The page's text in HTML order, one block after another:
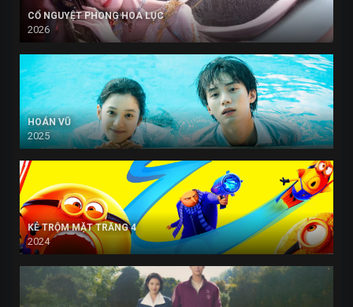
CỔ NGUYỆT PHONG HOA LỤC
2026
HOÁN VŨ
2025
KẺ TRỘM MẶT TRĂNG 4
2024